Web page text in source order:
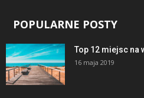
POPULARNE POSTY
Top 12 miejsc na
16 maja 2019